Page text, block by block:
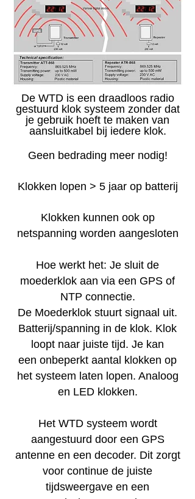
De WTD is een draadloos radio
gestuurd klok systeem zonder dat
je gebruik hoeft te maken van
aansluitkabel bij iedere klok.
Geen bedrading meer nodig!
Klokken lopen > 5 jaar op batterij
Klokken kunnen ook op
netspanning worden aangesloten
Hoe werkt het: Je sluit de
moederklok aan via een GPS of
NTP connectie.
De Moederklok stuurt signaal uit.
Batterij/spanning in de klok. Klok
loopt naar juiste tijd. Je kan
een onbeperkt aantal klokken op
het systeem laten lopen. Analoog
en LED klokken.
Het WTD systeem wordt
aangestuurd door een GPS
antenne en een decoder. Dit zorgt
voor continue de juiste
tijdsweergave en een